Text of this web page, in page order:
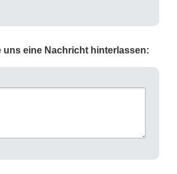
uns eine Nachricht hinterlassen: